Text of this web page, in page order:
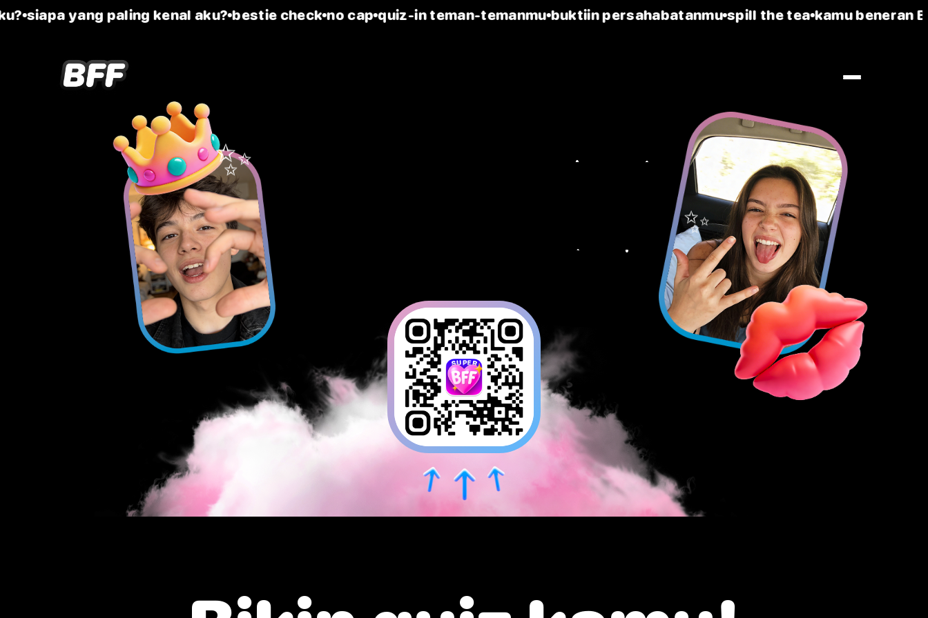
siapa yang paling kenal aku? bestie check no cap quiz-in teman-temanmu buktiin persahabatanmu spill the tea kamu beneran
Sahabat sejati
emang beda!
✨
✨